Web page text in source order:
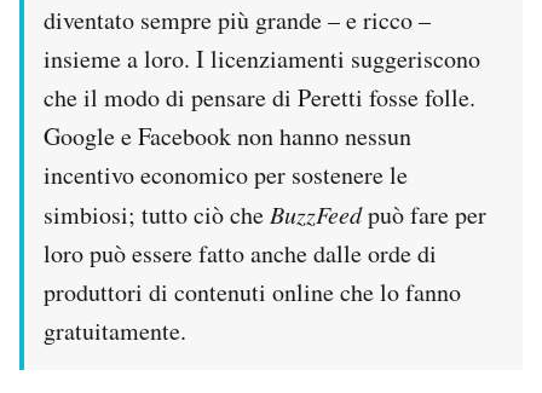
diventato sempre più grande – e ricco –
insieme a loro. I licenziamenti suggeriscono
che il modo di pensare di Peretti fosse folle.
Google e Facebook non hanno nessun
incentivo economico per sostenere le
simbiosi; tutto ciò cheBuzzFeedpuò fare per
loro può essere fatto anche dalle orde di
produttori di contenuti online che lo fanno
gratuitamente.